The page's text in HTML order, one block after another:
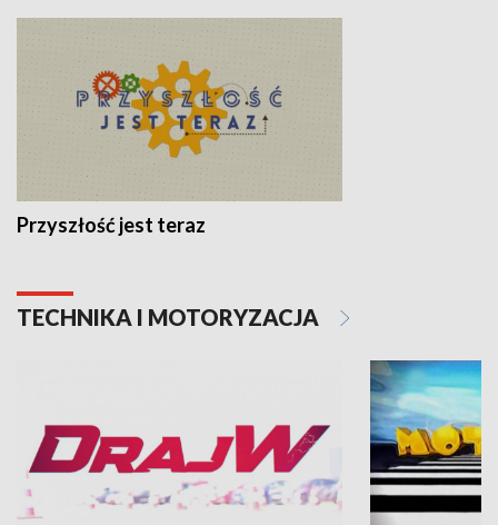
Przyszłość jest teraz
TECHNIKA I MOTORYZACJA